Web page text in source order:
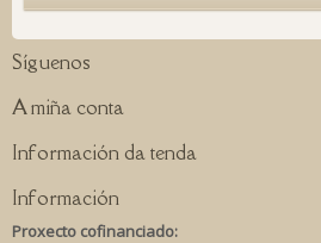
Síguenos
A miña conta
Información da tenda
Información
Proxecto cofinanciado: